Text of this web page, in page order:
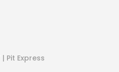
Pit Express